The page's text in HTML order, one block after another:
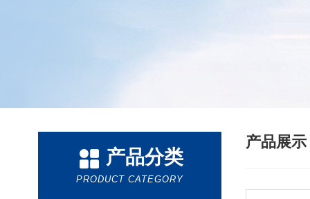
产品分类
PRODUCT CATEGORY
产品展示